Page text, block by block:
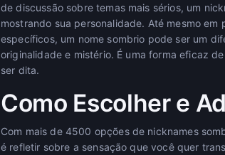
de discussão sobre temas mais sérios, um
mostrando sua personalidade. Até mesmo
específicos, um nome sombrio pode ser um
originalidade e mistério. É uma forma eficaz
ser dita.
Como Escolher e
Com mais de 4500 opções de nicknames
é refletir sobre a sensação que você quer